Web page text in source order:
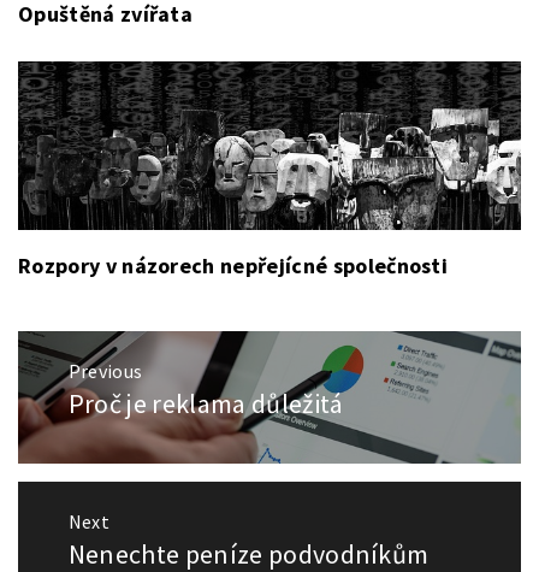
Opuštěná zvířata
Rozpory v názorech nepřejícné společnosti
Navigace
pro
příspěvek
Previous
Previous
post:
Proč je reklama důležitá
Next
Next
Nenechte peníze podvodníkům